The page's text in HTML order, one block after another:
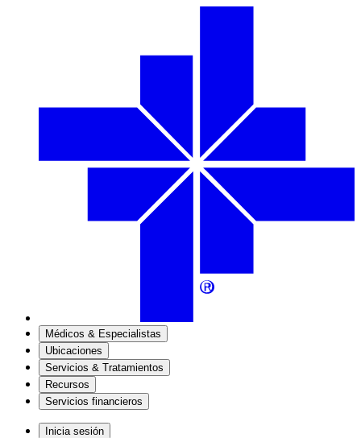
Médicos & Especialistas
Ubicaciones
Servicios & Tratamientos
Recursos
Servicios financieros
Inicia sesión